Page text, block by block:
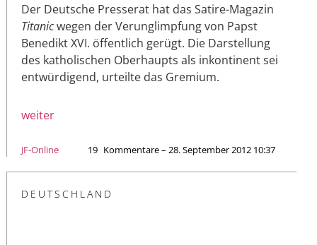
Der Deutsche Presserat hat das Satire-Magazin
Titanicwegen der Verunglimpfung von Papst
Benedikt XVI. öffentlich gerügt. Die Darstellung
des katholischen Oberhaupts als inkontinent sei
entwürdigend, urteilte das Gremium.
weiter
JF-Online 19 Kommentare – 28. September 2012 10:37
DEUTSCHLAND